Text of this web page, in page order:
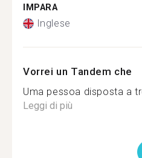
IMPARA
Inglese
Vorrei un Tandem che
Uma pessoa disposta a
Leggi di più